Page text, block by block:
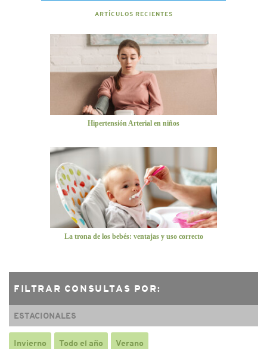
ARTÍCULOS RECIENTES
Hipertensión Arterial en niños
La trona de los bebés: ventajas y uso correcto
FILTRAR CONSULTAS POR:
ESTACIONALES
Invierno Todo el año Verano